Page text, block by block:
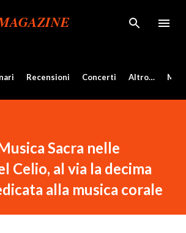
ai contenuti principali
Recensioni Concerti Altro…
Sacra nelle
Celio, al via la decima
alla musica corale